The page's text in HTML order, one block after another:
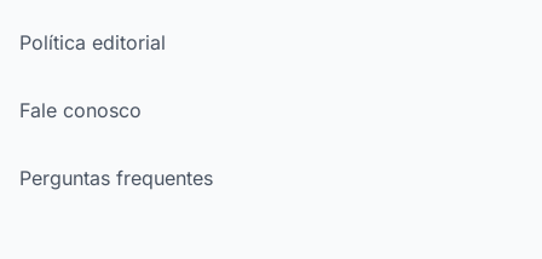
Política editorial
Fale conosco
Perguntas frequentes